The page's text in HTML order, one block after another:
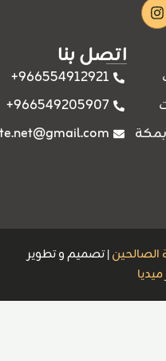
Instagram
اتصل بنا
966554912921+
966549205907+
| تصميم و تطوير